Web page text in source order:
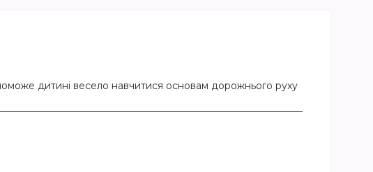
дитині весело навчитися основам дорожнього руху